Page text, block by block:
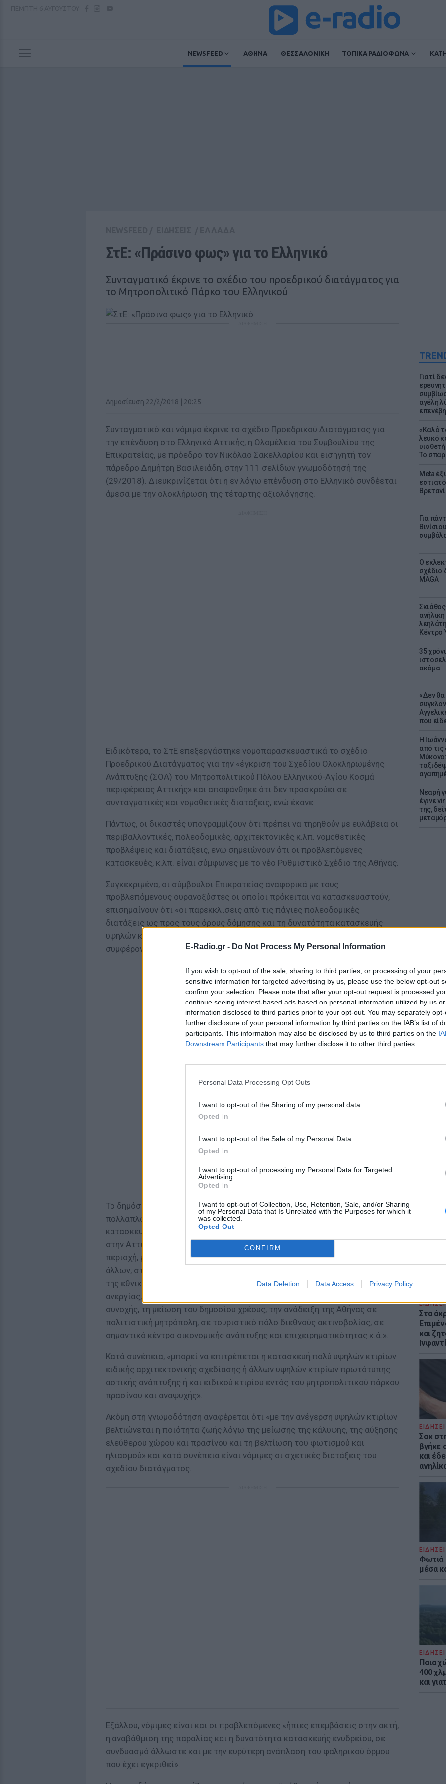
E-Radio.gr - Do Not Process My Personal Information
If you wish to opt-out of the sale, sharing to third parties, or processing of your
sensitive information for targeted advertising by us, please use the below opt-out
confirm your selection. Please note that after your opt-out request is processed
continue seeing interest-based ads based on personal information utilized by us
information disclosed to third parties prior to your opt-out. You may separately
further disclosure of your personal information by third parties on the IAB’s list of
participants. This information may also be disclosed by us to third parties on the
Downstream Participants that may further disclose it to other third parties.
Personal Data Processing Opt Outs
I want to opt-out of the Sharing of my personal data.
Opted In
I want to opt-out of the Sale of my Personal Data.
Opted In
I want to opt-out of processing my Personal Data for Targeted
Advertising.
Opted In
I want to opt-out of Collection, Use, Retention, Sale, and/or Sharing
of my Personal Data that Is Unrelated with the Purposes for which it
was collected.
Opted Out
CONFIRM
Data Deletion Data Access Privacy Policy
NEWSFEED ΑΘΗΝΑ ΘΕΣΣΑΛΟΝΙΚΗ ΤΟΠΙΚΑ ΡΑΔΙΟΦΩΝΑ
Γιατί
αγέλη
επενέβη
«Καλό
λευκό
Το
Meta
Για
Ο
σχέδιο
MAGA
Κέντρο
35
ακόμα
«Δεν
που
Η
από τις
Νεαρή
έγινε
της,
Στην
Στα
και
Σοκ
βγήκε
και
Φωτιά
μέσα
Ποια
400
και
ΣτΕ: «Πράσινο φως» για το Ελληνικό
Συνταγματικό έκρινε το σχέδιο του προεδρικού διατάγματος για
το Μητροπολιτικό Πάρκο του Ελληνικού
Δημοσίευση 22/2/2018 | 20:25
Συνταγματικό και νόμιμο έκρινε το σχέδιο Προεδρικού Διατάγματος για
την επένδυση στο Ελληνικό Αττικής, η Ολομέλεια του Συμβουλίου της
Επικρατείας, με πρόεδρο τον Νικόλαο Σακελλαρίου και εισηγητή τον
πάρεδρο Δημήτρη Βασιλειάδη, στην 111 σελίδων γνωμοδότησή της
(29/2018). Διευκρινίζεται ότι η εν λόγω επένδυση στο Ελληνικό συνδέεται
άμεσα με την ολοκλήρωση της τέταρτης αξιολόγησης.
Ειδικότερα, το ΣτΕ επεξεργάστηκε νομοπαρασκευαστικά το σχέδιο
Προεδρικού Διατάγματος για την «έγκριση του Σχεδίου Ολοκληρωμένης
Ανάπτυξης (ΣΟΑ) του Μητροπολιτικού Πόλου Ελληνικού-Αγίου Κοσμά
περιφέρειας Αττικής» και αποφάνθηκε ότι δεν προσκρούει σε
συνταγματικές και νομοθετικές διατάξεις, ενώ έκανε
Πάντως, οι δικαστές υπογραμμίζουν ότι πρέπει να τηρηθούν με ευλάβεια οι
περιβαλλοντικές, πολεοδομικές, αρχιτεκτονικές κ.λπ. νομοθετικές
προβλέψεις και διατάξεις, ενώ σημειώνουν ότι οι προβλεπόμενες
κατασκευές, κ.λπ. είναι σύμφωνες με το νέο Ρυθμιστικό Σχέδιο της Αθήνας.
Συγκεκριμένα, οι σύμβουλοι Επικρατείας αναφορικά με τους
προβλεπόμενους ουρανοξύστες οι οποίοι πρόκειται να κατασκευαστούν,
επισημαίνουν ότι «οι παρεκκλίσεις από τις πάγιες πολεοδομικές
διατάξεις ως προς τους όρους δόμησης και τη δυνατότητα κατασκευής
υψηλών κτιρίων, δικαιολογούνται για την εξυπηρέτηση σκοπού δημοσίου
συμφέροντος («έντονου» κατά τη διατύπωση του νόμου 4062/2012)».
ΔΙΑΦΗΜΙΣΗ
Το δημόσιο συμφέρον «συνίσταται στη δημιουργία μητροπολιτικού πόλου
πολλαπλών λειτουργιών εθνικής εμβέλειας και διεθνούς αναφοράς, στην
κατασκευή και συντήρηση μητροπολιτικού πάρκου πρασίνου και αναψυχής
στην Αττική και στην ίδρυση μητροπολιτικού πόλου ανάπτυξης στην
περιοχή, με πολλαπλούς ειδικότερους στόχους που αφορούν, μεταξύ
άλλων, στην αντιμετώπιση της οξείας οικονομικής κρίσης, την ανάπτυξη
της εθνικής οικονομίας, την αύξηση της απασχόλησης και στη μείωση της
ανεργίας, στην καταπολέμηση της φτώχειας, την ενίσχυση της κοινωνικής
συνοχής, τη μείωση του δημοσίου χρέους, την ανάδειξη της Αθήνας σε
πολιτιστική μητρόπολη, σε τουριστικό πόλο διεθνούς ακτινοβολίας, σε
σημαντικό κέντρο οικονομικής ανάπτυξης και επιχειρηματικότητας κ.ά.».
Κατά συνέπεια, «μπορεί να επιτρέπεται η κατασκευή πολύ υψηλών κτιρίων
ειδικής αρχιτεκτονικής σχεδίασης ή άλλων υψηλών κτιρίων πρωτότυπης
αστικής ανάπτυξης ή και ειδικού κτιρίου εντός του μητροπολιτικού πάρκου
πρασίνου και αναψυχής».
Ακόμη στη γνωμοδότηση αναφέρεται ότι «με την ανέγερση υψηλών κτιρίων
βελτιώνεται η ποιότητα ζωής λόγω της μείωσης της κάλυψης, της αύξησης
ελεύθερου χώρου και πρασίνου και τη βελτίωση του φωτισμού και
ηλιασμού» και κατά συνέπεια είναι νόμιμες οι σχετικές διατάξεις του
σχεδίου διατάγματος.
Εξάλλου, νόμιμες είναι και οι προβλεπόμενες «ήπιες επεμβάσεις στην ακτή,
η αναβάθμιση της παραλίας και η δυνατότητα κατασκευής ενυδρείου, σε
συνδυασμό άλλωστε και με την ευρύτερη ανάπλαση του φαληρικού όρμου
που έχει εγκριθεί».